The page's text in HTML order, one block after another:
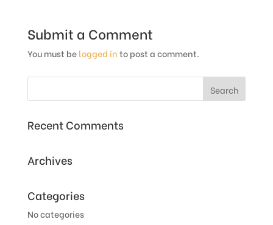
Submit a Comment
You must belogged into post a comment.
Recent Comments
Archives
Categories
No categories